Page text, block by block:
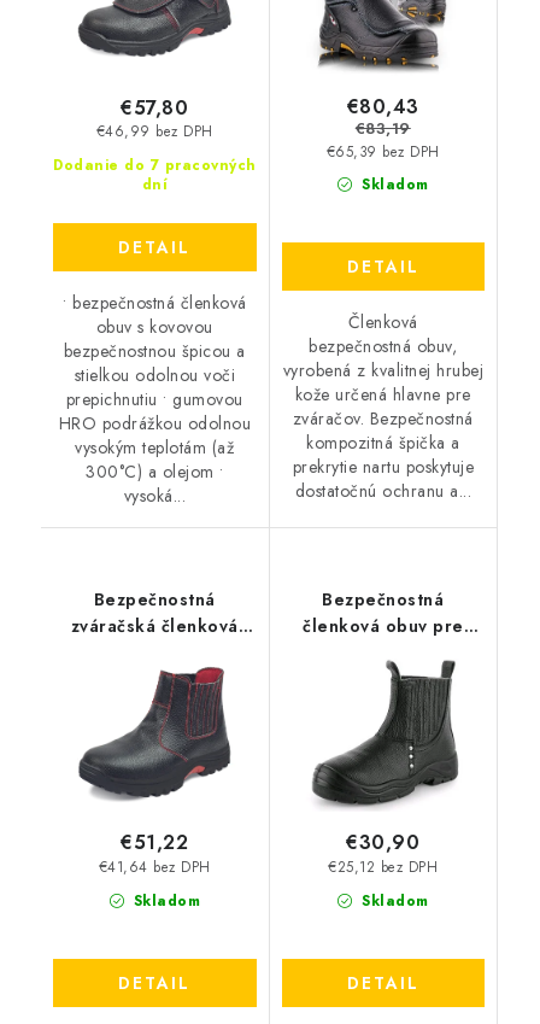
Dodanie do 7 pracovných
dní
€46,99 bez DPH
€57,80
DETAIL
• bezpečnostná členková
obuv s kovovou
bezpečnostnou špicou a
stielkou odolnou voči
prepichnutiu • gumovou
HRO podrážkou odolnou
vysokým teplotám (až
300°C) a olejom •
vysoká...
Skladom
€65,39 bez DPH
€80,43
€83,19
DETAIL
Členková
bezpečnostná obuv,
vyrobená z kvalitnej hrubej
kože určená hlavne pre
zváračov. Bezpečnostná
kompozitná špička a
prekrytie nartu poskytuje
dostatočnú ochranu a...
Bezpečnostná
zváračská členková
Founder S3 HRO SRA -
čierna
Skladom
€41,64 bez DPH
€51,22
DETAIL
Bezpečnostná
členková obuv pre
S1
Skladom
€25,12 bez DPH
€30,90
DETAIL